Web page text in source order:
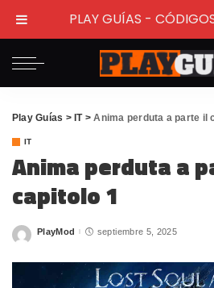
Play Guías > IT>Anima perduta a parte il
IT
Anima perduta a
capitolo 1
Posted
PlayMod septiembre 5, 2025
PLAY GUÍAS -